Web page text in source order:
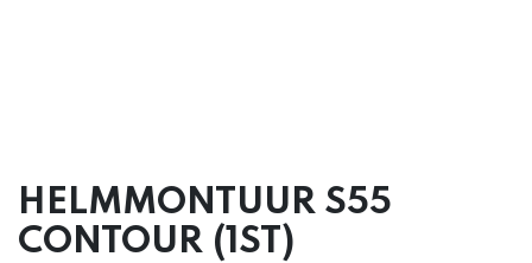
HELMMONTUUR S55
CONTOUR (1ST)